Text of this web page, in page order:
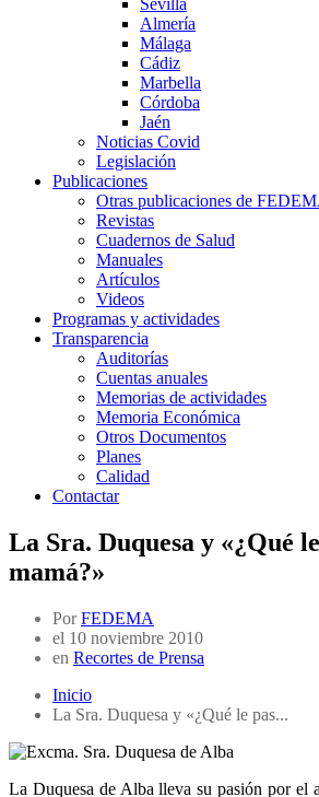
Sevilla
Almería
Málaga
Cádiz
Marbella
Córdoba
Jaén
Noticias Covid
Legislación
Publicaciones
Otras publicaciones de
Revistas
Cuadernos de Salud
Manuales
Artículos
Videos
Programas y actividades
Transparencia
Auditorías
Cuentas anuales
Memorias de actividades
Memoria Económica
Otros Documentos
Planes
Calidad
Contactar
La Sra. Duquesa y «¿Qué
mamá?»
Por FEDEMA
el 10 noviembre 2010
en Recortes de Prensa
Inicio
La Sra. Duquesa y «¿Qué le pas...
La Duquesa de Alba lleva su pasión por el